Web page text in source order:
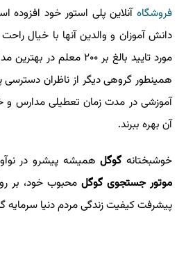
فروشگاه آنلاین پلی استور خود افزوده
دانش آموزان و والدین آنها با خیال
مورد تایید بالغ بر ۲۰۰
همینطور گروهی دیگر از ناظران
آموزشی در مدت زمان تعطیلی مدارس و
آن بهره ببرند.
خوشبختانه گوگل همیشه پیشرو در
موتور جستجوی گوگل محبوب خود، بر
پیشرفت كیفیت زندگی مردم دنیا سرمایه